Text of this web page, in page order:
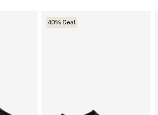
40% Deal